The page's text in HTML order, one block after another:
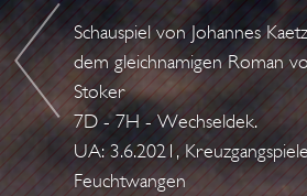
M
U
M
N
C
Schauspiel von Johannes
dem gleichnamigen Roman
Stoker
7D - 7H - Wechseldek.
UA: 3.6.2021, Kreuzgangspiele
Feuchtwangen